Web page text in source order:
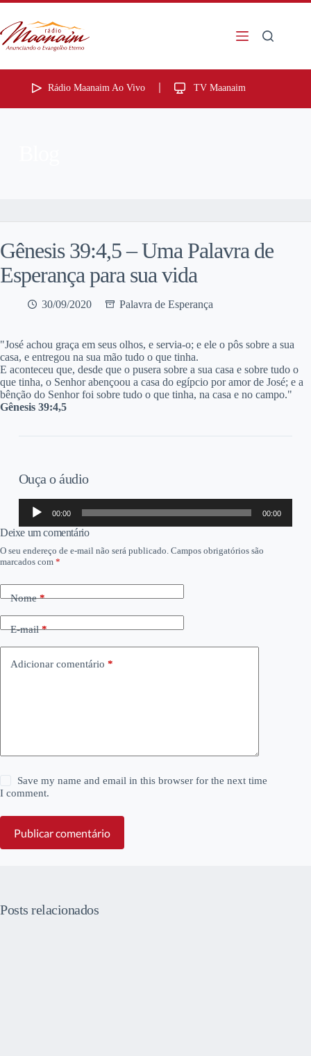
Rádio Maanaim Ao Vivo TV Maanaim
Gênesis 39:4,5 – Uma Palavra de
Esperança para sua vida
30/09/2020 Palavra de Esperança
"José achou graça em seus olhos, e servia-o; e ele o pôs sobre a sua
casa, e entregou na sua mão tudo o que tinha.
E aconteceu que, desde que o pusera sobre a sua casa e sobre tudo o
que tinha, o Senhor abençoou a casa do egípcio por amor de José; e a
bênção do Senhor foi sobre tudo o que tinha, na casa e no campo."
Gênesis 39:4,5
Ouça o áudio
Tocador
áudio
00:00 00:00
Deixe um comentário
O seu endereço de e-mail não será publicado. Campos obrigatórios são
marcados com *
Nome*
E-mail*
Adicionar comentário *
Save my name and email in this browser for the next time
I comment.
Publicar comentário
Posts relacionados